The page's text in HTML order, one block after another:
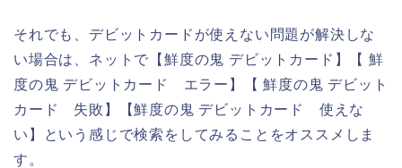
それでも、デビットカードが使えない問題が解決しな
い場合は、ネットで【鮮度の鬼 デビットカード】【 鮮
度の鬼 デビットカード エラー】【 鮮度の鬼 デビット
カード 失敗】【鮮度の鬼 デビットカード 使えな
い】という感じで検索をしてみることをオススメしま
す。